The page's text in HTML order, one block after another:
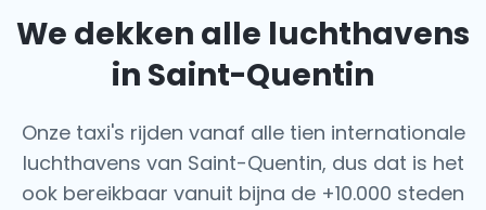
We dekken alle luchthavens
in Saint-Quentin
Onze taxi's rijden vanaf alle tien internationale
luchthavens van Saint-Quentin, dus dat is het
ook bereikbaar vanuit bijna de +10.000 steden